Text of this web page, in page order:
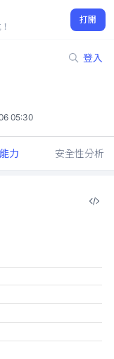
打開
登入
05:30
力 安全性分析